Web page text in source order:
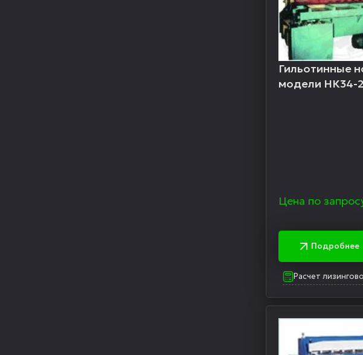
Гильотинные
модели НК34-
Цена по
Подробнее
Расчет